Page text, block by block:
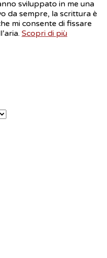
sviluppato in me una
da sempre, la scrittura è
mi consente di fissare
Scopri di più